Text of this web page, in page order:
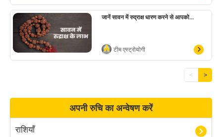
जानें सावन में रुद्राक्ष धारण करने से आपको...
टीम एस्ट्रोयोगी
< >
अपनी रुचि का अन्वेषण करें
राशियाँ